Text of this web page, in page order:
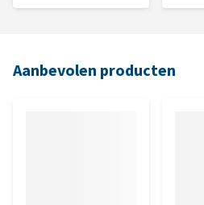
Aanbevolen producten